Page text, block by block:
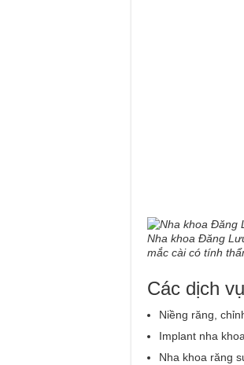
Nha khoa Đăng
mắc cài có tính
Các dịch
Niềng răng,
Implant nha khoa
Nha khoa răng